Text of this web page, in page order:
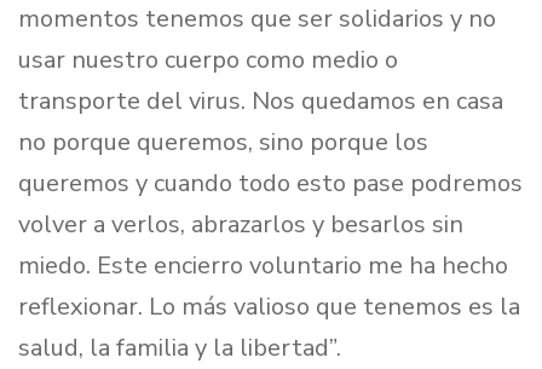
momentos tenemos que ser solidarios y no
usar nuestro cuerpo como medio o
transporte del virus. Nos quedamos en casa
no porque queremos, sino porque los
queremos y cuando todo esto pase podremos
volver a verlos, abrazarlos y besarlos sin
miedo. Este encierro voluntario me ha hecho
reflexionar. Lo más valioso que tenemos es la
salud, la familia y la libertad”.